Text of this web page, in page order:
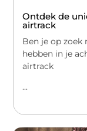
Ontdek de
airtrack
Ben je op zoek
hebben in je
airtrack
...